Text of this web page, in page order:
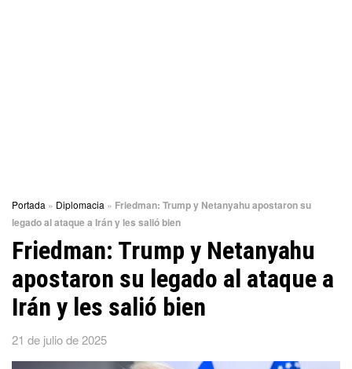
Portada » Diplomacia » Friedman: Trump y Netanyahu apostaron su
legado al ataque a Irán y les salió bien
Friedman: Trump y Netanyahu
apostaron su legado al ataque a
Irán y les salió bien
21 de julio de 2025